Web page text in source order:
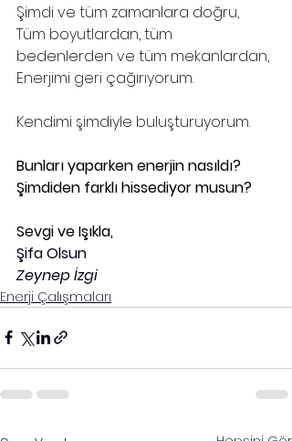
Şimdi ve tüm zamanlara doğru,
Tüm boyutlardan, tüm
bedenlerden ve tüm mekanlardan,
Enerjimi geri çağırıyorum.
Kendimi şimdiyle buluşturuyorum.
Bunları yaparken enerjin nasıldı?
Şimdiden farklı hissediyor musun?
Sevgi ve Işıkla,
Şifa Olsun
Zeynep İzgi
Enerji Çalışmaları